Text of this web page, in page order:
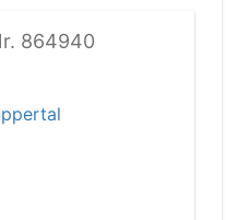
864940